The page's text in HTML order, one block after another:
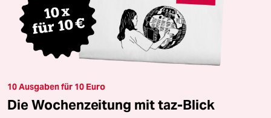
10 Ausgaben für 10 Euro
Die Wochenzeitung mit taz-Blick